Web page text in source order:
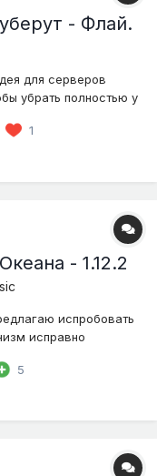
- Флай.
для серверов
убрать полностью у
и Эндера. С
Нижнем мире
1
- 1.12.2
испробовать
исправно
Поршей 2. 6
Блоков Редст...
5